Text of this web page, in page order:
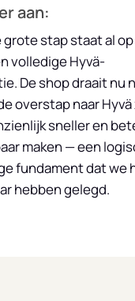
aan:
grote stap staat al
volledige Hyvä-
De shop draait nu
overstap naar Hyvä
sneller en
maken — een
fundament dat we
hebben gelegd.